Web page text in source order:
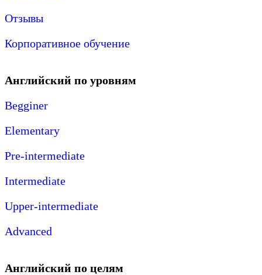
Отзывы
Корпоративное обучение
Английский по уровням
Begginer
Elementary
Pre-intermediate
Intermediate
Upper-intermediate
Advanced
Английский по целям